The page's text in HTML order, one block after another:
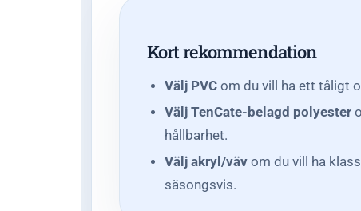
Kort rekommendation
Välj PVC om du vill ha ett tåligt
Välj TenCate-belagd polyester
hållbarhet.
Välj akryl/väv om du vill ha
säsongsvis.